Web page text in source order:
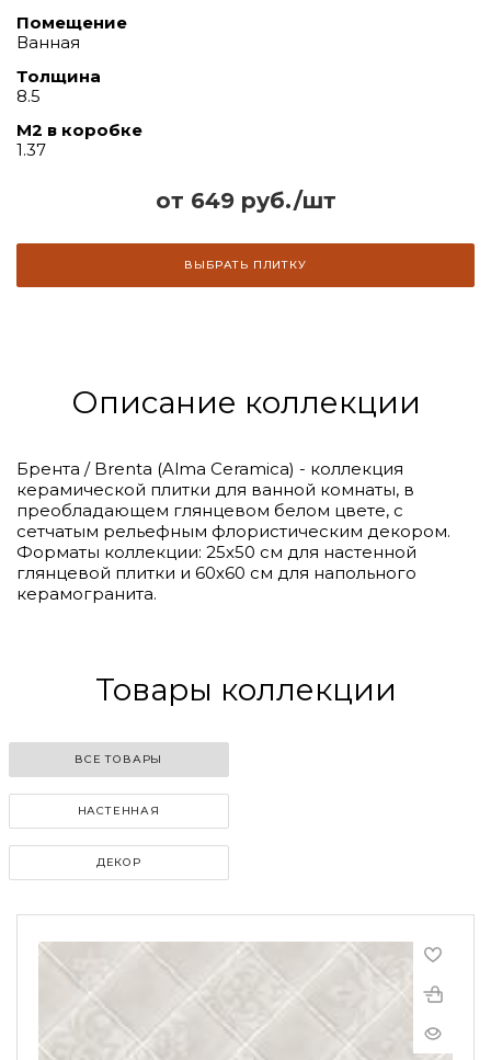
от 649 руб./шт
ВЫБРАТЬ ПЛИТКУ
Помещение
Ванная
Толщина
8.5
М2 в коробке
1.37
Описание коллекции
Брента / Brenta (Alma Ceramica) - коллекция
керамической плитки для ванной комнаты, в
преобладающем глянцевом белом цвете, с
сетчатым рельефным флористическим декором.
Форматы коллекции: 25х50 см для настенной
глянцевой плитки и 60х60 см для напольного
керамогранита.
Товары коллекции
ВСЕ ТОВАРЫ
НАСТЕННАЯ
ДЕКОР